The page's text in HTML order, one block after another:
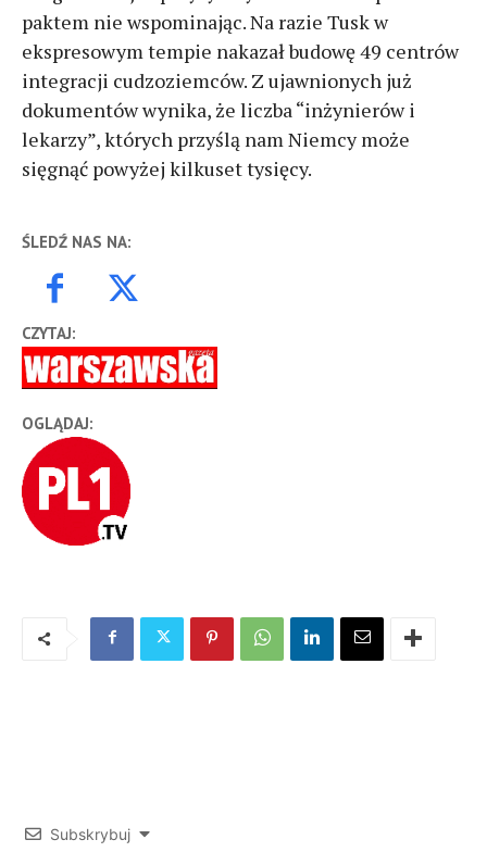
paktem nie wspominając. Na razie Tusk w
ekspresowym tempie nakazał budowę 49 centrów
integracji cudzoziemców. Z ujawnionych już
dokumentów wynika, że liczba “inżynierów i
lekarzy”, których przyślą nam Niemcy może
sięgnąć powyżej kilkuset tysięcy.
ŚLEDŹ NAS NA:
CZYTAJ:
OGLĄDAJ:
Subskrybuj